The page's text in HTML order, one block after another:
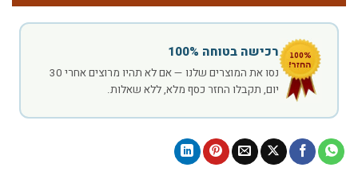
רכישה בטוחה 100%
נסו את המוצרים שלנו — אם לא תהיו מרוצים אחרי 30
יום, תקבלו החזר כסף מלא, ללא שאלות.